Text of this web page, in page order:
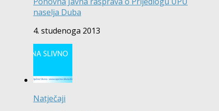
naselja Duba
4. studenoga 2013
Natječaji